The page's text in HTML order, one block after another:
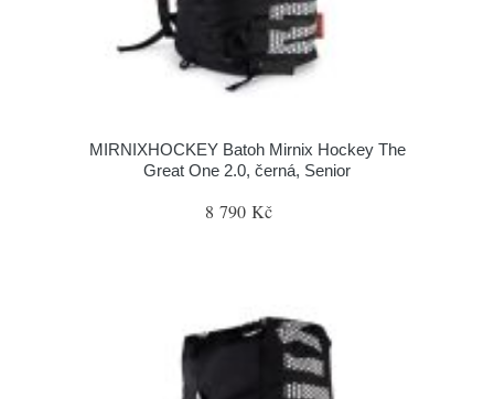
MIRNIXHOCKEY Batoh Mirnix Hockey The
Great One 2.0, černá, Senior
8 790 Kč